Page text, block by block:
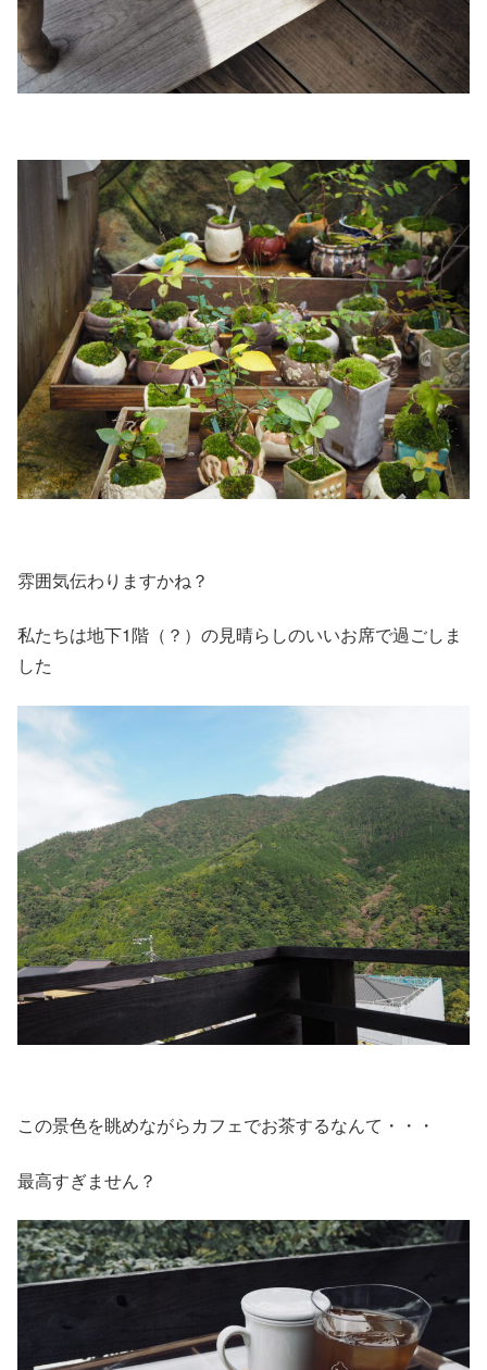
雰囲気伝わりますかね？
私たちは地下1階（？）の見晴らしのいいお席で過ごしま
した
この景色を眺めながらカフェでお茶するなんて・・・
最高すぎません？